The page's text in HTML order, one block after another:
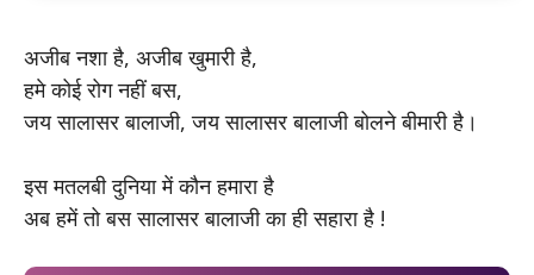
अजीब नशा है, अजीब खुमारी है,
हमे कोई रोग नहीं बस,
जय सालासर बालाजी, जय सालासर बालाजी बोलने बीमारी है।
इस मतलबी दुनिया में कौन हमारा है
अब हमें तो बस सालासर बालाजी का ही सहारा है !